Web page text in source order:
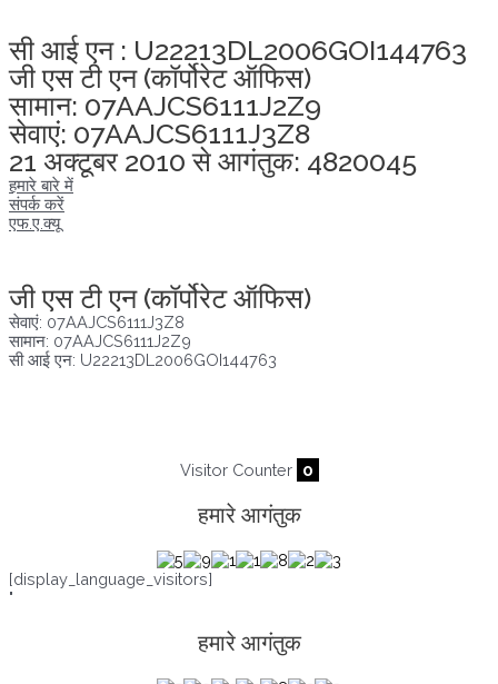
सी आई एन : U22213DL2006GOI144763
जी एस टी एन (कॉर्पोरेट ऑफिस)
सामान: 07AAJCS6111J2Z9
सेवाएं: 07AAJCS6111J3Z8
21 अक्टूबर 2010 से आगंतुक: 4820045
हमारे बारे में
संपर्क करें
एफ.ए.क्यू
जी एस टी एन (कॉर्पोरेट ऑफिस)
सेवाएं: 07AAJCS6111J3Z8
सामान: 07AAJCS6111J2Z9
सी आई एन: U22213DL2006GOI144763
Visitor Counter 0
हमारे आगंतुक
[display_language_visitors]
"
हमारे आगंतुक